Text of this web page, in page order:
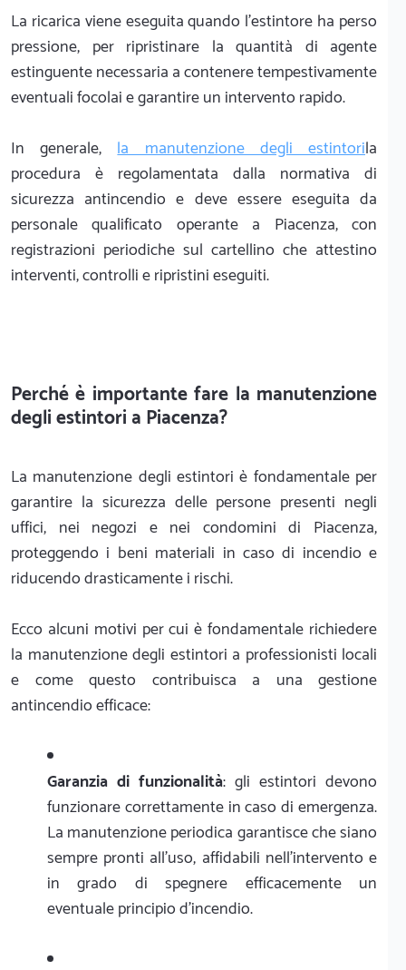
La ricarica viene eseguita quando l'estintore ha perso
pressione, per ripristinare la quantità di agente
estinguente necessaria a contenere tempestivamente
eventuali focolai e garantire un intervento rapido.
In generale,la manutenzione degli estintorila
procedura è regolamentata dalla normativa di
sicurezza antincendio e deve essere eseguita da
personale qualificato operante a Piacenza, con
registrazioni periodiche sul cartellino che attestino
interventi, controlli e ripristini eseguiti.
Perché è importante fare la manutenzione
degli estintori a Piacenza?
La manutenzione degli estintori è fondamentale per
garantire la sicurezza delle persone presenti negli
uffici, nei negozi e nei condomini di Piacenza,
proteggendo i beni materiali in caso di incendio e
riducendo drasticamente i rischi.
Ecco alcuni motivi per cui è fondamentale richiedere
la manutenzione degli estintori a professionisti locali
e come questo contribuisca a una gestione
antincendio efficace:
Garanzia di funzionalità: gli estintori devono
funzionare correttamente in caso di emergenza.
La manutenzione periodica garantisce che siano
sempre pronti all'uso, affidabili nell'intervento e
in grado di spegnere efficacemente un
eventuale principio d'incendio.